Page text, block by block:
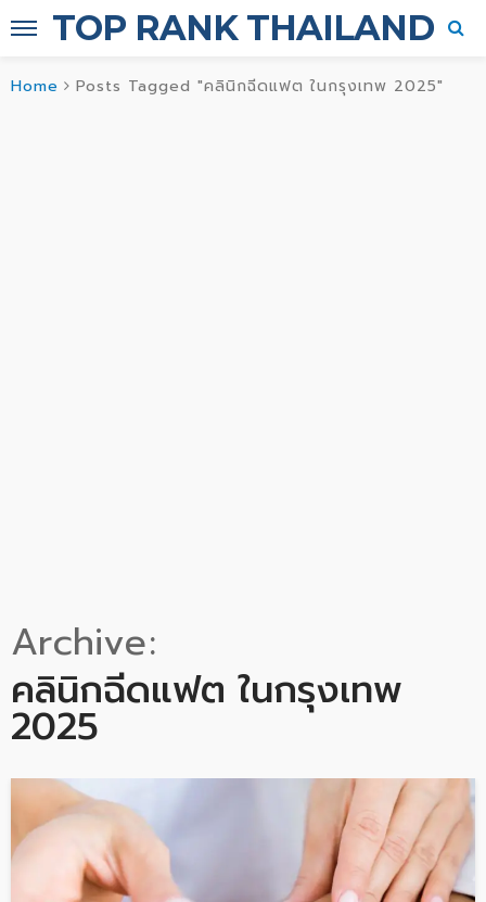
TOP RANK THAILAND
Home Posts Tagged "คลินิกฉีดแฟต ในกรุงเทพ 2025"
Archive
คลินิกฉีดแฟต ในกรุงเทพ
2025